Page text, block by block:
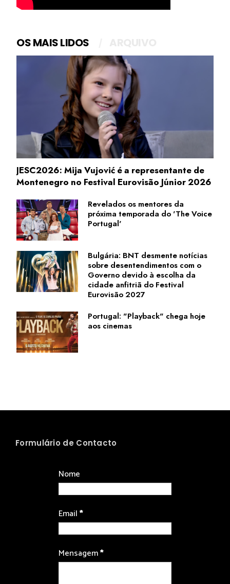
OS MAIS LIDOS
JESC2026: Mija Vujović é a representante de
Montenegro no Festival Eurovisão Júnior 2026
Revelados os mentores da
próxima temporada do 'The Voice
Portugal'
Bulgária: BNT desmente notícias
sobre desentendimentos com o
Governo devido à escolha da
cidade anfitriã do Festival
Eurovisão 2027
Portugal: "Playback" chega hoje
aos cinemas
Formulário de Contacto
Nome
Email*
Mensagem*